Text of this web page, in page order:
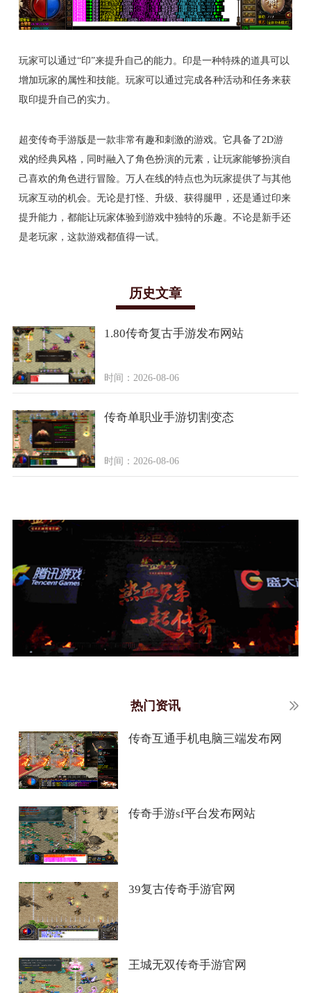
玩家可以通过“印”来提升自己的能力。印是一种特殊的道具可以
增加玩家的属性和技能。玩家可以通过完成各种活动和任务来获
取印提升自己的实力。
超变传奇手游版是一款非常有趣和刺激的游戏。它具备了2D游
戏的经典风格，同时融入了角色扮演的元素，让玩家能够扮演自
己喜欢的角色进行冒险。万人在线的特点也为玩家提供了与其他
玩家互动的机会。无论是打怪、升级、获得腿甲，还是通过印来
提升能力，都能让玩家体验到游戏中独特的乐趣。不论是新手还
是老玩家，这款游戏都值得一试。
历史文章
1.80传奇复古手游发布网站
时间：2026-08-06
传奇单职业手游切割变态
时间：2026-08-06
热门资讯
传奇互通手机电脑三端发布网
传奇手游sf平台发布网站
39复古传奇手游官网
王城无双传奇手游官网